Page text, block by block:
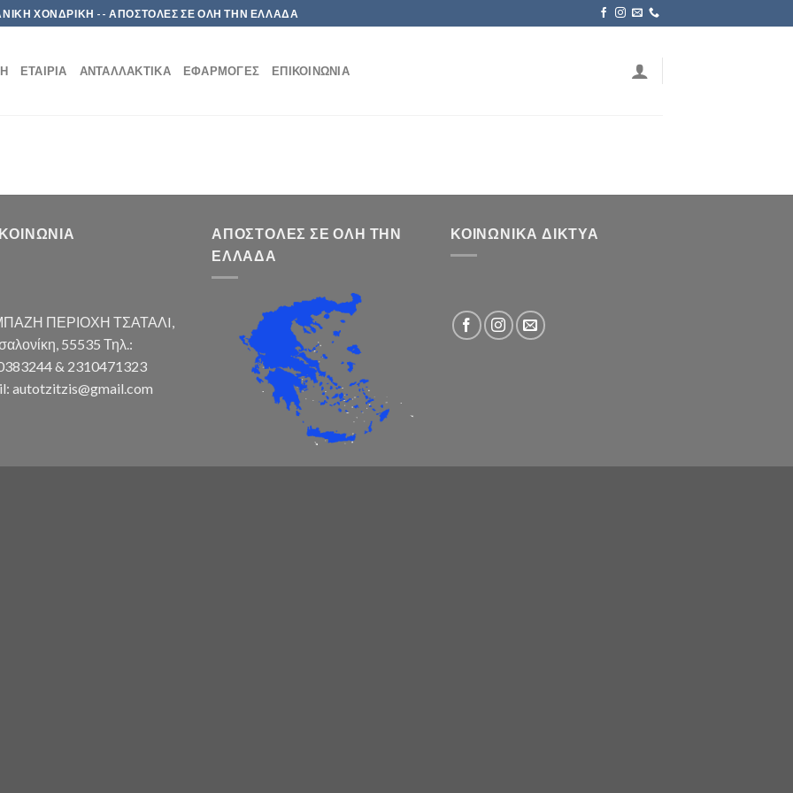
ΧΟΝΔΡΙΚΗ -- ΑΠΟΣΤΟΛΕΣ ΣΕ ΟΛΗ ΤΗΝ ΕΛΛΑΔΑ
ΕΤΑΙΡΊΑ ΑΝΤΑΛΛΑΚΤΙΚΆ ΕΦΑΡΜΟΓΈΣ ΕΠΙΚΟΙΝΩΝΊΑ
ΠΕΡΙΟΧΗ ΤΣΑΤΑΛI,
55535 Τηλ.:
& 2310471323
autotzitzis@gmail.com
ΑΠΟΣΤΟΛΈΣ ΣΕ ΌΛΗ ΤΗΝ
ΕΛΛΆΔΑ
ΚΟΙΝΩΝΙΚΆ ΔΊΚΤΥΑ